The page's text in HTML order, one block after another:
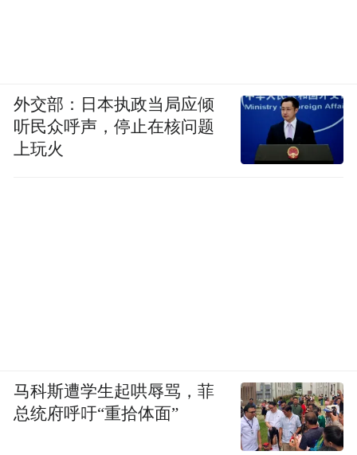
外交部：日本执政当局应倾
听民众呼声，停止在核问题
上玩火
马科斯遭学生起哄辱骂，菲
总统府呼吁“重拾体面”